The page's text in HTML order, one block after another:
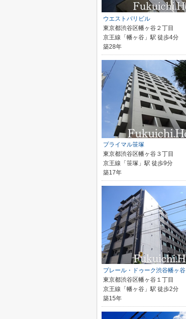
ウエストバリビル
東京都渋谷区幡ヶ谷２丁目
京王線「幡ヶ谷」駅 徒歩4分
築28年
プライマル笹塚
東京都渋谷区幡ヶ谷３丁目
京王線「笹塚」駅 徒歩9分
築17年
プレール・ドゥーク渋谷幡ヶ谷
東京都渋谷区幡ヶ谷１丁目
京王線「幡ヶ谷」駅 徒歩2分
築15年